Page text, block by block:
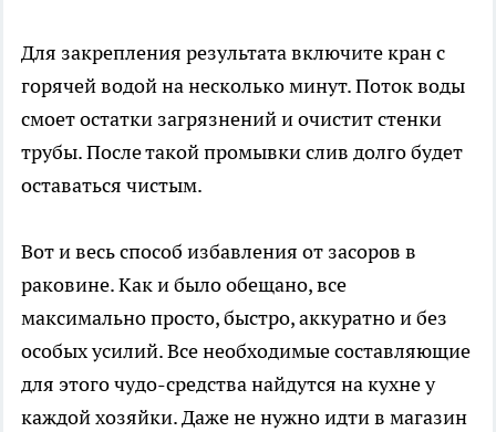
Для закрепления результата включите кран с
горячей водой на несколько минут. Поток воды
смоет остатки загрязнений и очистит стенки
трубы. После такой промывки слив долго будет
оставаться чистым.
Вот и весь способ избавления от засоров в
раковине. Как и было обещано, все
максимально просто, быстро, аккуратно и без
особых усилий. Все необходимые составляющие
для этого чудо-средства найдутся на кухне у
каждой хозяйки. Даже не нужно идти в магазин